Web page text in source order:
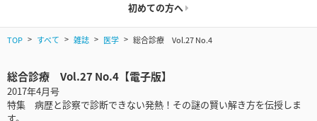
初めての方へ
TOP すべて 雑誌 医学 総合診療 Vol.27 No.4
総合診療 Vol.27 No.4【電子版】
2017年4月号
特集 病歴と診察で診断できない発熱！その謎の賢い解き方を伝授しま
す。